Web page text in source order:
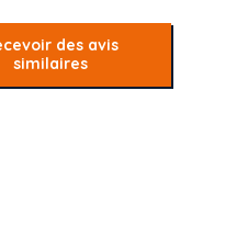
des avis
similaires